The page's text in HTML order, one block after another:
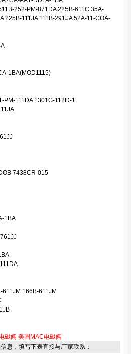
252-PM-871DA 225B-611C 35A-
225B-111JA 111B-291JA 52A-11-COA-
1BA(MOD1115)
PM-111DA 1301G-112D-1
7438CR-015
1BA
166B-611JM
磁阀 美国MAC电磁阀
息，填写下表直接与厂家联系：